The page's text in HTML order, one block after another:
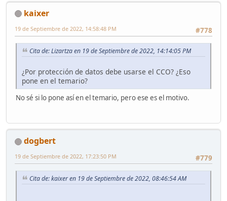
kaixer
#778
19 de Septiembre de 2022, 14:58:48 PM
Cita de: Lizartza en 19 de Septiembre de 2022, 14:14:05 PM
¿Por protección de datos debe usarse el CCO? ¿Eso
pone en el temario?
No sé si lo pone así en el temario, pero ese es el motivo.
dogbert
#779
19 de Septiembre de 2022, 17:23:50 PM
Cita de: kaixer en 19 de Septiembre de 2022, 08:46:54 AM